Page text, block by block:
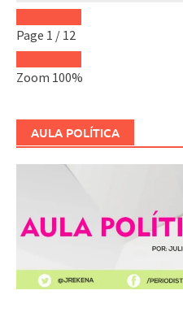
Page 1 / 12
Zoom 100%
AULA POLÍTICA